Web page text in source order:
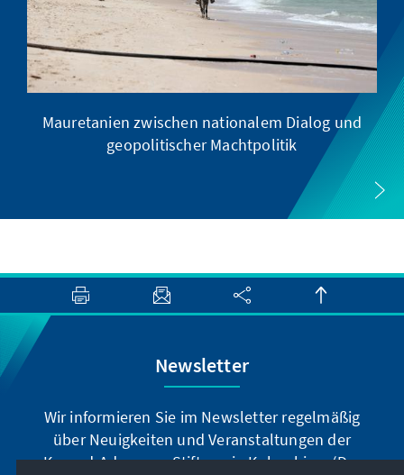
Mauretanien zwischen nationalem Dialog und
geopolitischer Machtpolitik
Newsletter
Wir informieren Sie im Newsletter regelmäßig
über Neuigkeiten und Veranstaltungen der
Konrad-Adenauer-Stiftung in Kolumbien. (Der